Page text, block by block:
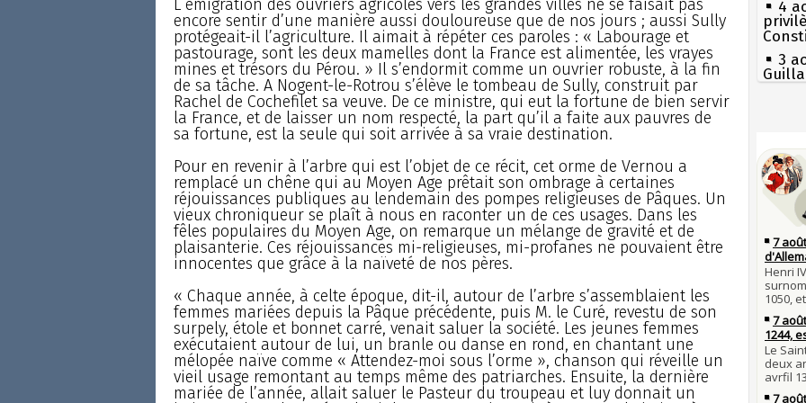
L émigration des ouvriers agricoles vers les grandes villes ne se faisait pas
encore sentir d’une manière aussi douloureuse que de nos jours ; aussi Sully
protégeait-il l’agriculture. Il aimait à répéter ces paroles : « Labourage et
pastourage, sont les deux mamelles dont la France est alimentée, les vrayes
mines et trésors du Pérou. » Il s’endormit comme un ouvrier robuste, à la fin
de sa tâche. A Nogent-le-Rotrou s’élève le tombeau de Sully, construit par
Rachel de Cochefilet sa veuve. De ce ministre, qui eut la fortune de bien servir
la France, et de laisser un nom respecté, la part qu’il a faite aux pauvres de
sa fortune, est la seule qui soit arrivée à sa vraie destination.
Pour en revenir à l’arbre qui est l’objet de ce récit, cet orme de Vernou a
remplacé un chêne qui au Moyen Age prêtait son ombrage à certaines
réjouissances publiques au lendemain des pompes religieuses de Pâques. Un
vieux chroniqueur se plaît à nous en raconter un de ces usages. Dans les
fêles populaires du Moyen Age, on remarque un mélange de gravité et de
plaisanterie. Ces réjouissances mi-religieuses, mi-profanes ne pouvaient être
innocentes que grâce à la naïveté de nos pères.
« Chaque année, à celte époque, dit-il, autour de l’arbre s’assemblaient les
femmes mariées depuis la Pâque précédente, puis M. le Curé, revestu de son
surpely, étole et bonnet carré, venait saluer la société. Les jeunes femmes
exécutaient autour de lui, un branle ou danse en rond, en chantant une
mélopée naïve comme « Attendez-moi sous l’orme », chanson qui réveille un
vieil usage remontant au temps même des patriarches. Ensuite, la dernière
mariée de l’année, allait saluer le Pasteur du troupeau et luy donnait un
4
3
1er
les
en
30
29
la
28
27
Qui
mort
son